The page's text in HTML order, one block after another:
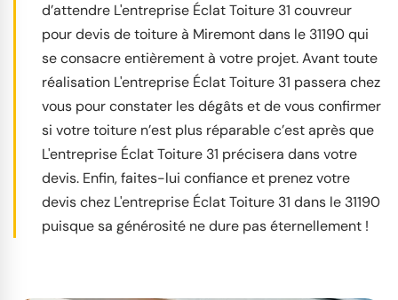
d’attendre L'entreprise Éclat Toiture 31 couvreur
pour devis de toiture à Miremont dans le 31190 qui
se consacre entièrement à votre projet. Avant toute
réalisation L'entreprise Éclat Toiture 31 passera chez
vous pour constater les dégâts et de vous confirmer
si votre toiture n’est plus réparable c’est après que
L'entreprise Éclat Toiture 31 précisera dans votre
devis. Enfin, faites-lui confiance et prenez votre
devis chez L'entreprise Éclat Toiture 31 dans le 31190
puisque sa générosité ne dure pas éternellement !